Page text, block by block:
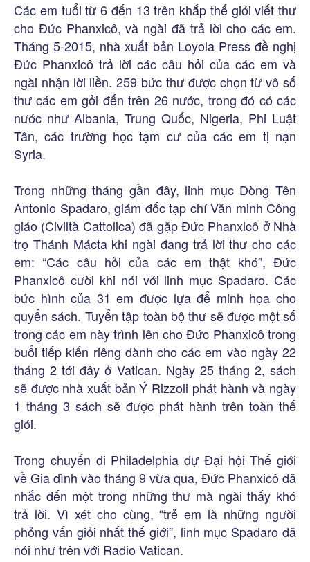
Các em tuổi từ 6 đến 13 trên khắp thế giới viết thư
cho Đức Phanxicô, và ngài đã trả lời cho các em.
Tháng 5-2015, nhà xuất bản Loyola Press đề nghị
Đức Phanxicô trả lời các câu hỏi của các em và
ngài nhận lời liền. 259 bức thư được chọn từ vô số
thư các em gởi đến trên 26 nước, trong đó có các
nước như Albania, Trung Quốc, Nigeria, Phi Luật
Tân, các trường học tạm cư của các em tị nạn
Syria.
Trong những tháng gần đây, linh mục Dòng Tên
Antonio Spadaro, giám đốc tạp chí Văn minh Công
giáo (Civiltà Cattolica) đã gặp Đức Phanxicô ở Nhà
trọ Thánh Mácta khi ngài đang trả lời thư cho các
em: “Các câu hỏi của các em thật khó”, Đức
Phanxicô cười khi nói với linh mục Spadaro. Các
bức hình của 31 em được lựa để minh họa cho
quyển sách. Tuyển tập toàn bộ thư sẽ được một số
trong các em này trình lên cho Đức Phanxicô trong
buổi tiếp kiến riêng dành cho các em vào ngày 22
tháng 2 tới đây ở Vatican. Ngày 25 tháng 2, sách
sẽ được nhà xuất bản Ý Rizzoli phát hành và ngày
1 tháng 3 sách sẽ được phát hành trên toàn thế
giới.
Trong chuyến đi Philadelphia dự Đại hội Thế giới
về Gia đình vào tháng 9 vừa qua, Đức Phanxicô đã
nhắc đến một trong những thư mà ngài thấy khó
trả lời. Vì xét cho cùng, “trẻ em là những người
phỏng vấn giỏi nhất thế giới”, linh mục Spadaro đã
nói như trên với Radio Vatican.